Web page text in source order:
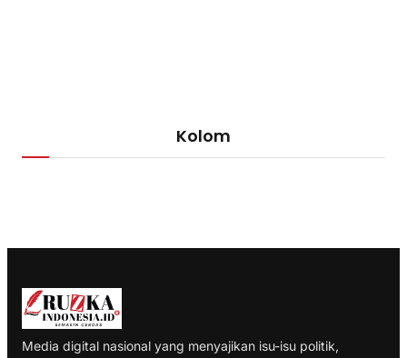
Kolom
Media digital nasional yang menyajikan isu-isu politik,